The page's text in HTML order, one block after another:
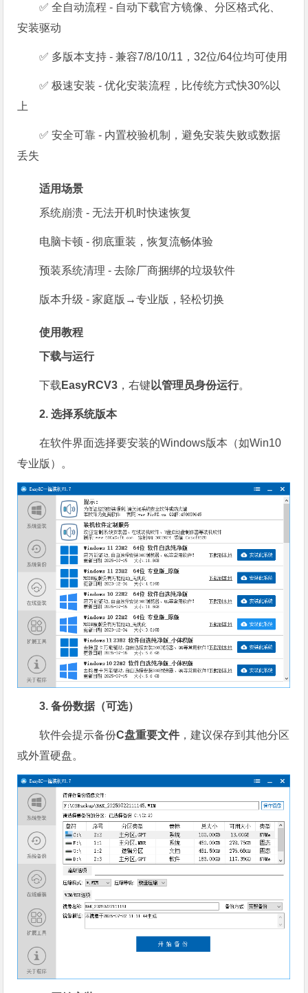
✅ 全自动流程 - 自动下载官方镜像、分区格式化、
安装驱动
✅ 多版本支持 - 兼容7/8/10/11，32位/64位均可使用
✅ 极速安装 - 优化安装流程，比传统方式快30%以
上
✅ 安全可靠 - 内置校验机制，避免安装失败或数据
丢失
适用场景
系统崩溃 - 无法开机时快速恢复
电脑卡顿 - 彻底重装，恢复流畅体验
预装系统清理 - 去除厂商捆绑的垃圾软件
版本升级 - 家庭版→专业版，轻松切换
使用教程
下载与运行
下载 EasyRCV3 ，右键以管理员身份运行。
2. 选择系统版本
在软件界面选择要安装的Windows版本（如Win10
专业版）。
3. 备份数据（可选）
软件会提示备份C盘重要文件，建议保存到其他分区
或外置硬盘。